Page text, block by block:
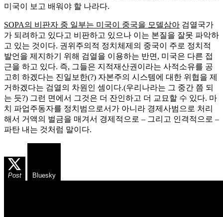
미국이 보고 배워야 할 나라다.
SOPA의 비판자 중 일부는 미국이 중국을 모델삼아 검열국가
가 되려하고 있다고 비판하고 있으나 이는 본질을 잘못 파악하
고 있는 것이다. 권위주의적 정치체제의 중국이 주로 정치적
발언을 제지하기 위해 검열을 이용하는 반면, 미국은 다른 접
근을 하고 있다. 즉, 그들은 지적재산권이라는 사적소유를 공
고히 하겠다는 진일보한(?) 자본주의 시스템에 대한 위협을 제
거하겠다는 검열의 차원인 셈이다.(우리나라는 그 중간 쯤 되
는 듯?) 그런 면에서 그것은 더 잔인하고 더 교묘할 수 있다. 마
치 파업주동자를 정치범으로서가 아니라 경제사범으로 처리
해서 거액의 벌금을 매겨서 경제적으로 – 그리고 인격적으로 –
파탄 내는 것처럼 말이다.
Post Bluesky